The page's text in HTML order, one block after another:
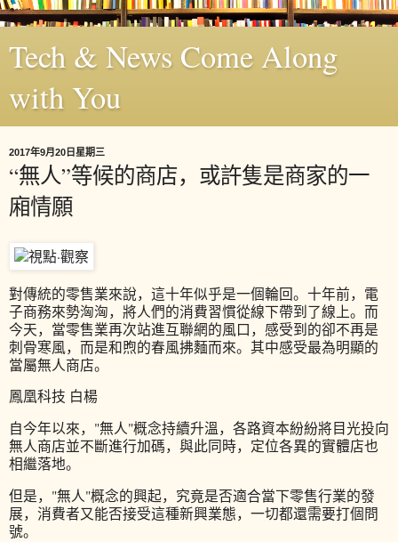
Tech & News Come Along
with You
2017年9月20日星期三
“無人”等候的商店，或許隻是商家的一
廂情願
對傳統的零售業來說，這十年似乎是一個輪回。十年前，電
子商務來勢洶洶，將人們的消費習慣從線下帶到了線上。而
今天，當零售業再次站進互聯網的風口，感受到的卻不再是
刺骨寒風，而是和煦的春風拂麵而來。其中感受最為明顯的
當屬無人商店。
鳳凰科技 白楊
自今年以來，"無人"概念持續升溫，各路資本紛紛將目光投向
無人商店並不斷進行加碼，與此同時，定位各異的實體店也
相繼落地。
但是，"無人"概念的興起，究竟是否適合當下零售行業的發
展，消費者又能否接受這種新興業態，一切都還需要打個問
號。